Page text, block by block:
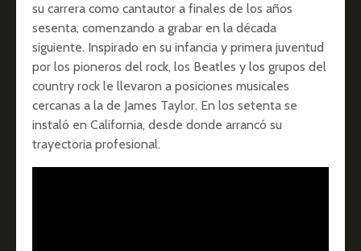
su carrera como cantautor a finales de los años
sesenta, comenzando a grabar en la década
siguiente. Inspirado en su infancia y primera juventud
por los pioneros del rock, los Beatles y los grupos del
country rock le llevaron a posiciones musicales
cercanas a la de James Taylor. En los setenta se
instaló en California, desde donde arrancó su
trayectoria profesional.